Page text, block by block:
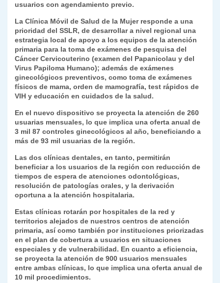
usuarios con agendamiento previo.
La Clínica Móvil de Salud de la Mujer responde a una
prioridad del SSLR, de desarrollar a nivel regional una
estrategia local de apoyo a los equipos de la atención
primaria para la toma de exámenes de pesquisa del
Cáncer Cervicouterino (examen del Papanicolau y del
Virus Papiloma Humano); además de exámenes
ginecológicos preventivos, como toma de exámenes
físicos de mama, orden de mamografía, test rápidos de
VIH y educación en cuidados de la salud.
En el nuevo dispositivo se proyecta la atención de 260
usuarias mensuales, lo que implica una oferta anual de
3 mil 87 controles ginecológicos al año, beneficiando a
más de 93 mil usuarias de la región.
Las dos clínicas dentales, en tanto, permitirán
beneficiar a los usuarios de la región con reducción de
tiempos de espera de atenciones odontológicas,
resolución de patologías orales, y la derivación
oportuna a la atención hospitalaria.
Estas clínicas rotarán por hospitales de la red y
territorios alejados de nuestros centros de atención
primaria, así como también por instituciones priorizadas
en el plan de cobertura a usuarios en situaciones
especiales y de vulnerabilidad. En cuanto a eficiencia,
se proyecta la atención de 900 usuarios mensuales
entre ambas clínicas, lo que implica una oferta anual de
10 mil procedimientos.